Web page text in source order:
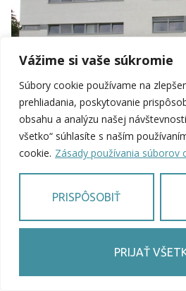
Vážime si vaše súkromie
Súbory cookie používame na
prehliadania, poskytovanie
obsahu a analýzu našej
všetko“ súhlasíte s naším
cookie. Zásady používania súborov
PRISPÔSOBIŤ
PRIJAŤ